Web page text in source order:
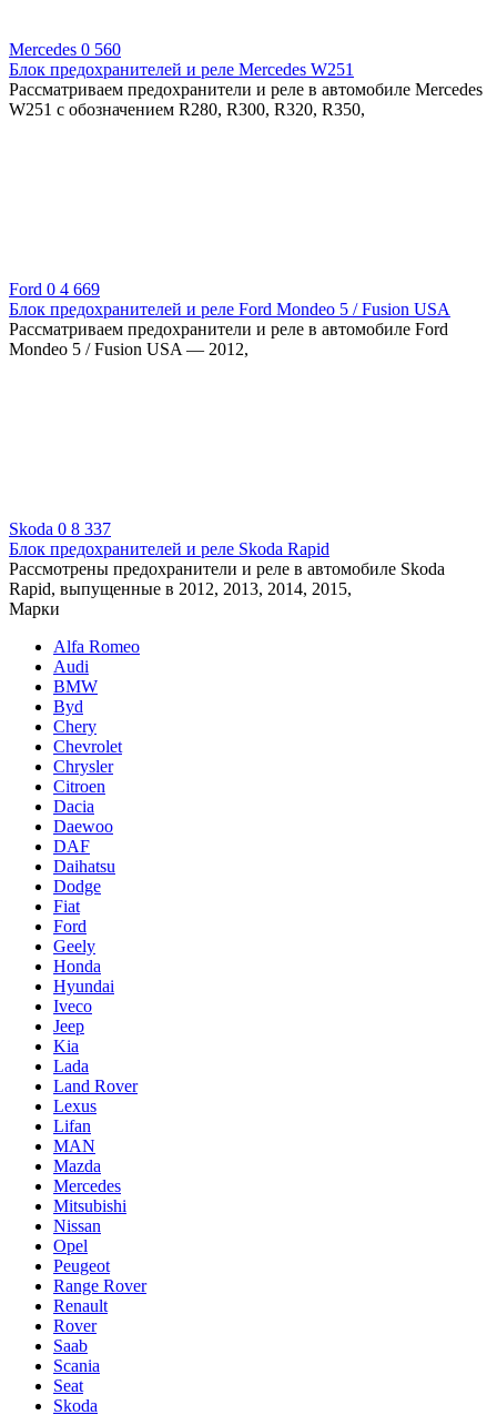
Mercedes 0 560
Блок предохранителей и реле Mercedes W251
Рассматриваем предохранители и реле в автомобиле Mercedes
W251 с обозначением R280, R300, R320, R350,
Ford 0 4 669
Блок предохранителей и реле Ford Mondeo 5 / Fusion USA
Рассматриваем предохранители и реле в автомобиле Ford
Mondeo 5 / Fusion USA — 2012,
Skoda 0 8 337
Блок предохранителей и реле Skoda Rapid
Рассмотрены предохранители и реле в автомобиле Skoda
Rapid, выпущенные в 2012, 2013, 2014, 2015,
Марки
Alfa Romeo
Audi
BMW
Byd
Chery
Chevrolet
Chrysler
Citroen
Dacia
Daewoo
DAF
Daihatsu
Dodge
Fiat
Ford
Geely
Honda
Hyundai
Iveco
Jeep
Kia
Lada
Land Rover
Lexus
Lifan
MAN
Mazda
Mercedes
Mitsubishi
Nissan
Opel
Peugeot
Range Rover
Renault
Rover
Saab
Scania
Seat
Skoda